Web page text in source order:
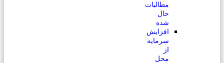
مطالبات
حال
شده
افزایش
سرمایه
از
محل